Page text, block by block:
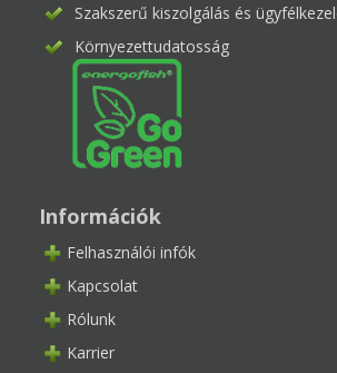
Szakszerű kiszolgálás és
Környezettudatosság
Információk
Felhasználói infók
Kapcsolat
Rólunk
Karrier